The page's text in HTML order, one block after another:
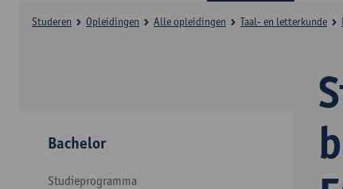
Studeren Opleidingen Alle opleidingen Taal- en letterkunde
Bachelor
Studieprogramma